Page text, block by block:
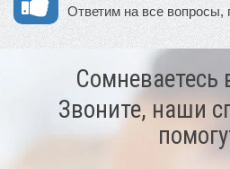
Ответим на все
Сомневаетесь
Звоните, наши